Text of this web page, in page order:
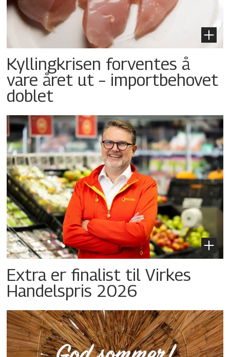
Kyllingkrisen forventes å
vare året ut – importbehovet
doblet
Extra er finalist til Virkes
Handelspris 2026